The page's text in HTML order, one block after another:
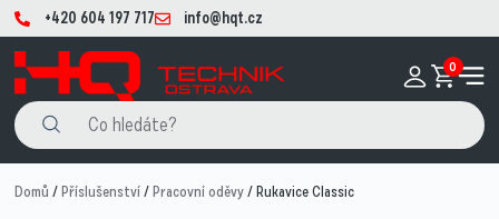
+420 604 197 717 info@hqt.cz
0
Domů /Příslušenství/Pracovní oděvy/ Rukavice Classic